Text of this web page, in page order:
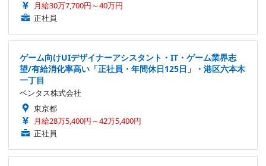
月給30万7,700円～40万円
正社員
ゲーム向けUIデザイナーアシスタント・IT・ゲーム業界志
望/有給消化率高い「正社員・年間休日125日」・港区六本木
一丁目
ベンタス株式会社
東京都
月給28万5,400円～42万5,400円
正社員